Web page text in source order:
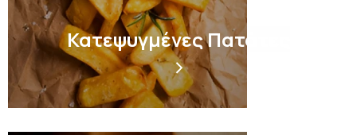
Κατεψυγμένες Πατάτες